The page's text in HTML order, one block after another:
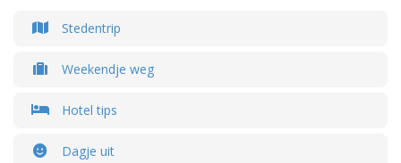
Stedentrip
Weekendje weg
Hotel tips
Dagje uit